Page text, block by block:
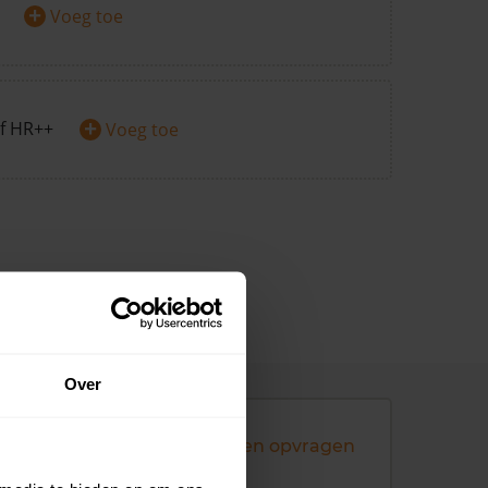
Over
+ Voeg toe
HR++ + Voeg toe
Andere koopsommen opvragen